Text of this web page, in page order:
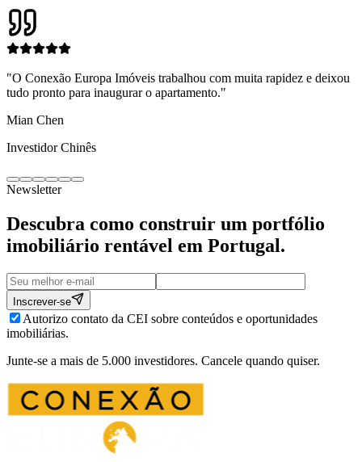
"O Conexão Europa Imóveis trabalhou com muita rapidez e deixou
tudo pronto para inaugurar o apartamento."
Mian Chen
Investidor Chinês
Newsletter
Descubra como construir um portfólio
imobiliário rentável em Portugal.
Inscrever-se
Autorizo contato da CEI sobre conteúdos e oportunidades
imobiliárias.
Junte-se a mais de 5.000 investidores. Cancele quando quiser.